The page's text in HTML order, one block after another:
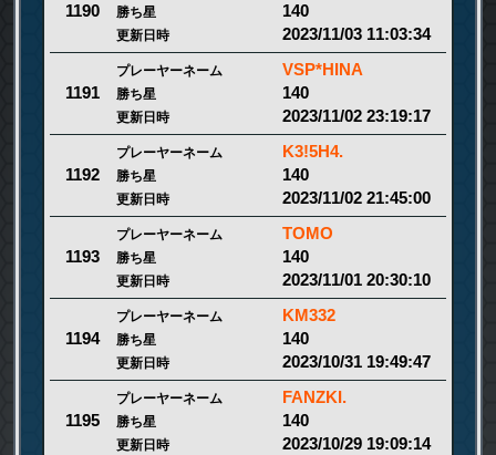
1190 勝ち星 140
更新日時 2023/11/03 11:03:34
1191
プレーヤーネーム VSP*HINA
勝ち星 140
更新日時 2023/11/02 23:19:17
1192
プレーヤーネーム K3!5H4.
勝ち星 140
更新日時 2023/11/02 21:45:00
1193
プレーヤーネーム TOMO
勝ち星 140
更新日時 2023/11/01 20:30:10
1194
プレーヤーネーム KM332
勝ち星 140
更新日時 2023/10/31 19:49:47
1195
プレーヤーネーム FANZKI.
勝ち星 140
更新日時 2023/10/29 19:09:14